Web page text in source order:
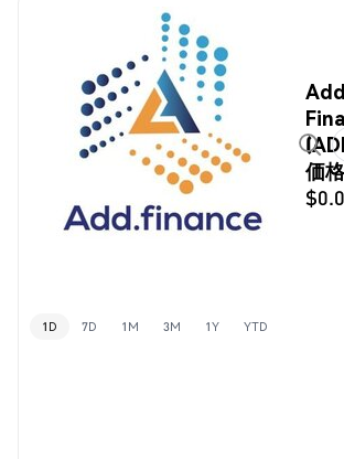
Add
価格
1D 7D 1M 3M 1Y YTD